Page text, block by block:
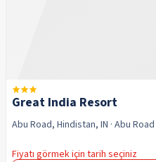
Great India Resort
Abu Road, Hindistan, IN · Abu Road
Fiyatı görmek için tarih seçiniz